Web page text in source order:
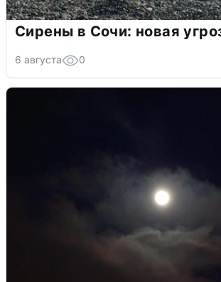
Сирены в Сочи: новая
6 августа 0